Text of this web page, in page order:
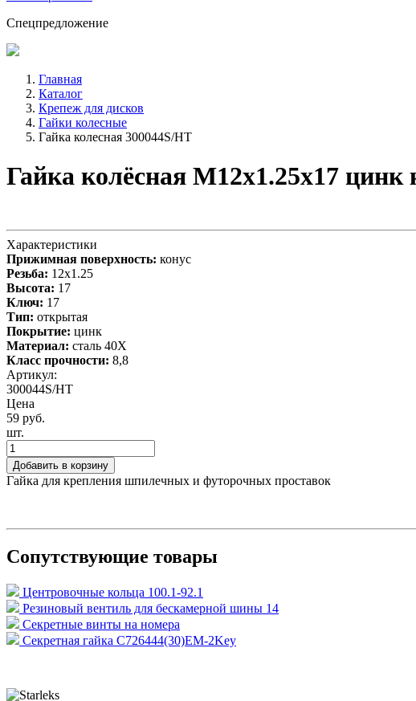
Спецпредложение
Главная
Каталог
Крепеж для дисков
Гайки колесные
Гайка колесная 300044S/HT
Гайка колёсная М12x1.25x17 цинк
Характеристики
Прижимная поверхность: конус
Резьба: 12x1.25
Высота: 17
Ключ: 17
Тип: открытая
Покрытие: цинк
Материал: сталь 40X
Класс прочности: 8,8
Артикул:
300044S/HT
Цена
59 руб.
шт.
Добавить в корзину
Гайка для крепления шпилечных и футорочных проставок
Сопутствующие товары
Центровочные кольца 100.1-92.1
Резиновый вентиль для бескамерной шины 14
Секретные винты на номера
Секретная гайка C726444(30)EM-2Key